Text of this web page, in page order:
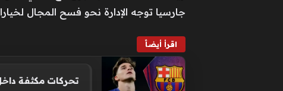
جارسيا توجه الإدارة نحو فسح المجال
اقرأ أيضاً
تحركات مكثفة